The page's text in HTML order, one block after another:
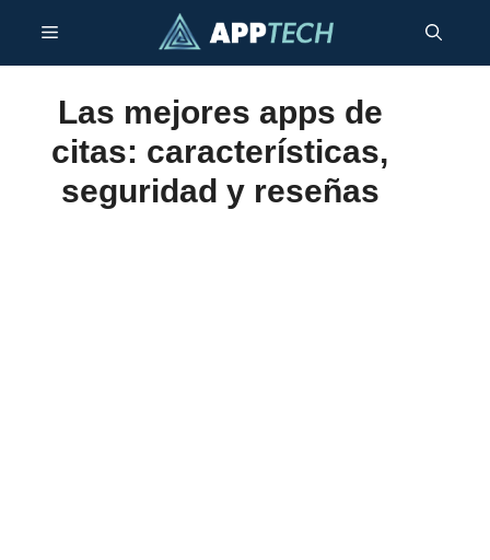
contenido
Menú
Las mejores apps de
citas: características,
seguridad y reseñas